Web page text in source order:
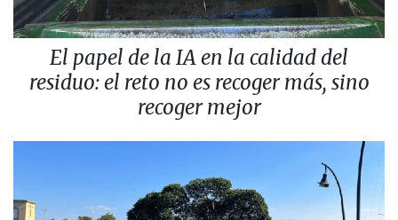
El papel de la IA en la calidad del
residuo: el reto no es recoger más, sino
recoger mejor